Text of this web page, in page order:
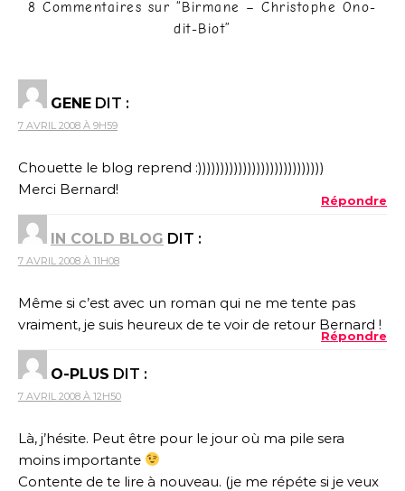
8 Commentaires sur “Birmane – Christophe Ono-
dit-Biot”
GENE DIT :
7 AVRIL 2008 À 9H59
Chouette le blog reprend :))))))))))))))))))))))))))))
Merci Bernard!
Répondre
IN COLD BLOG DIT :
7 AVRIL 2008 À 11H08
Même si c’est avec un roman qui ne me tente pas
vraiment, je suis heureux de te voir de retour Bernard !
Répondre
O-PLUS DIT :
7 AVRIL 2008 À 12H50
Là, j’hésite. Peut être pour le jour où ma pile sera
moins importante
Contente de te lire à nouveau. (je me répéte si je veux